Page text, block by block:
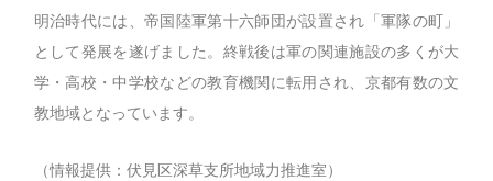
明治時代には、帝国陸軍第十六師団が設置され「軍隊の町」
として発展を遂げました。終戦後は軍の関連施設の多くが大
学・高校・中学校などの教育機関に転用され、京都有数の文
教地域となっています。
（情報提供：伏見区深草支所地域力推進室）